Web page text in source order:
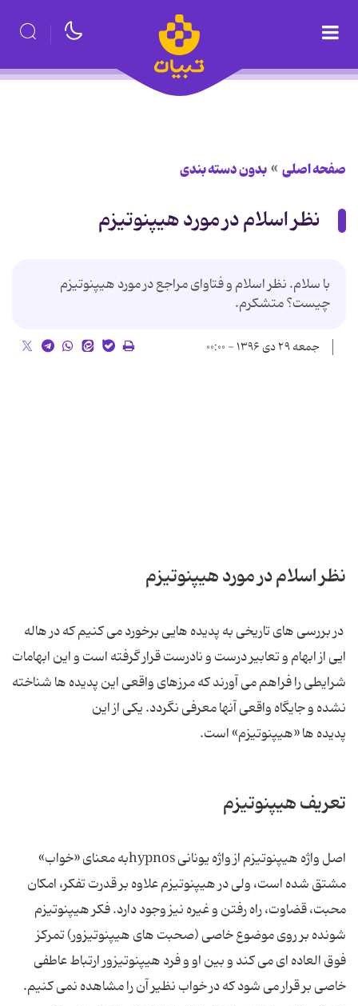
صفحه اصلی بدون دسته بندی
نظر اسلام در مورد هیپنوتیزم
با سلام. نظر اسلام و فتاوای مراجع در مورد هیپنوتیزم
چیست؟ متشکرم.
جمعه ۲۹ دی ۱۳۹۶ - ۰۰:۰۰
نظر اسلام در مورد هیپنوتیزم
در بررسی های تاریخی به پدیده هایی برخورد می کنیم که در هاله
ایی از ابهام و تعابیر درست و نادرست قرار گرفته است و این ابهامات
شرایطی را فراهم می آورند که مرزهای واقعی این پدیده ها شناخته
نشده و جایگاه واقعی آنها معرفی نگردد. یکی از این
پدیده ها «هیپنوتیزم» است.
تعریف هیپنوتیزم
اصل واژه هیپنوتیزم از واژه یونانی hypnosبه معنای «خواب»
مشتق شده است، ولی در هیپنوتیزم علاوه بر قدرت تفکر، امکان
محبت، قضاوت، راه رفتن و غیره نیز وجود دارد. فکر هیپنوتیزم
شونده بر روی موضوع خاصی (صحبت های هیپنوتیزور) تمرکز
فوق العاده ای می کند و بین او و فرد هیپنوتیزور ارتباط عاطفی
خاصی بر قرار می شود که در خواب نظیر آن را مشاهده نمی کنیم.